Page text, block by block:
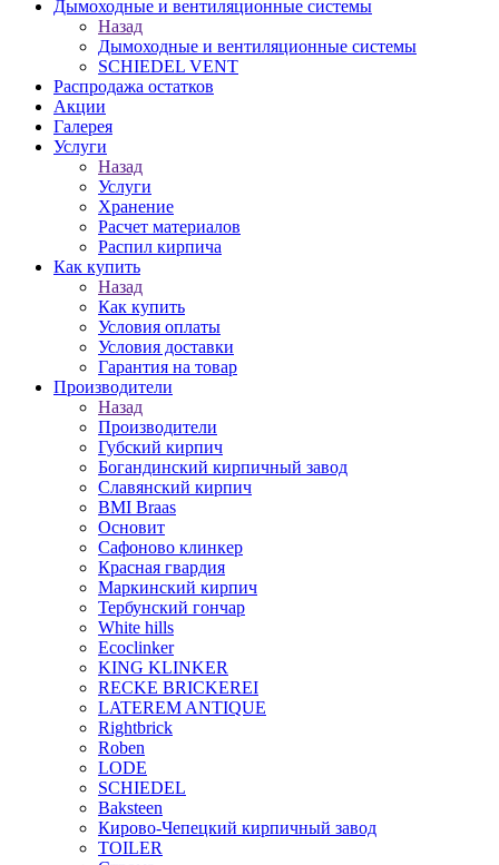
Дымоходные и вентиляционные системы
Назад
Дымоходные и вентиляционные системы
SCHIEDEL VENT
Распродажа остатков
Акции
Галерея
Услуги
Назад
Услуги
Хранение
Расчет материалов
Распил кирпича
Как купить
Назад
Как купить
Условия оплаты
Условия доставки
Гарантия на товар
Производители
Назад
Производители
Губский кирпич
Богандинский кирпичный завод
Славянский кирпич
BMI Braas
Основит
Сафоново клинкер
Красная гвардия
Маркинский кирпич
Тербунский гончар
White hills
Ecoclinker
KING KLINKER
RECKE BRICKEREI
LATEREM ANTIQUE
Rightbrick
Roben
LODE
SCHIEDEL
Baksteen
Кирово-Чепецкий кирпичный завод
TOILER